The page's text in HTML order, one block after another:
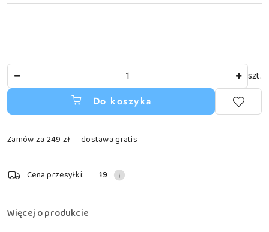
szt.
Do koszyka
Zamów za 249 zł — dostawa gratis
i
dostawa
Cena przesyłki: 19
Więcej o produkcie